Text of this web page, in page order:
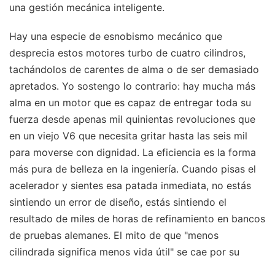
una gestión mecánica inteligente.
Hay una especie de esnobismo mecánico que
desprecia estos motores turbo de cuatro cilindros,
tachándolos de carentes de alma o de ser demasiado
apretados. Yo sostengo lo contrario: hay mucha más
alma en un motor que es capaz de entregar toda su
fuerza desde apenas mil quinientas revoluciones que
en un viejo V6 que necesita gritar hasta las seis mil
para moverse con dignidad. La eficiencia es la forma
más pura de belleza en la ingeniería. Cuando pisas el
acelerador y sientes esa patada inmediata, no estás
sintiendo un error de diseño, estás sintiendo el
resultado de miles de horas de refinamiento en bancos
de pruebas alemanes. El mito de que "menos
cilindrada significa menos vida útil" se cae por su